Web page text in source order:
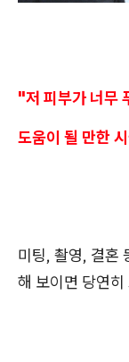
"저 피부가 너무
도움이 될 만한
미팅, 촬영, 결혼
해 보이면 당연